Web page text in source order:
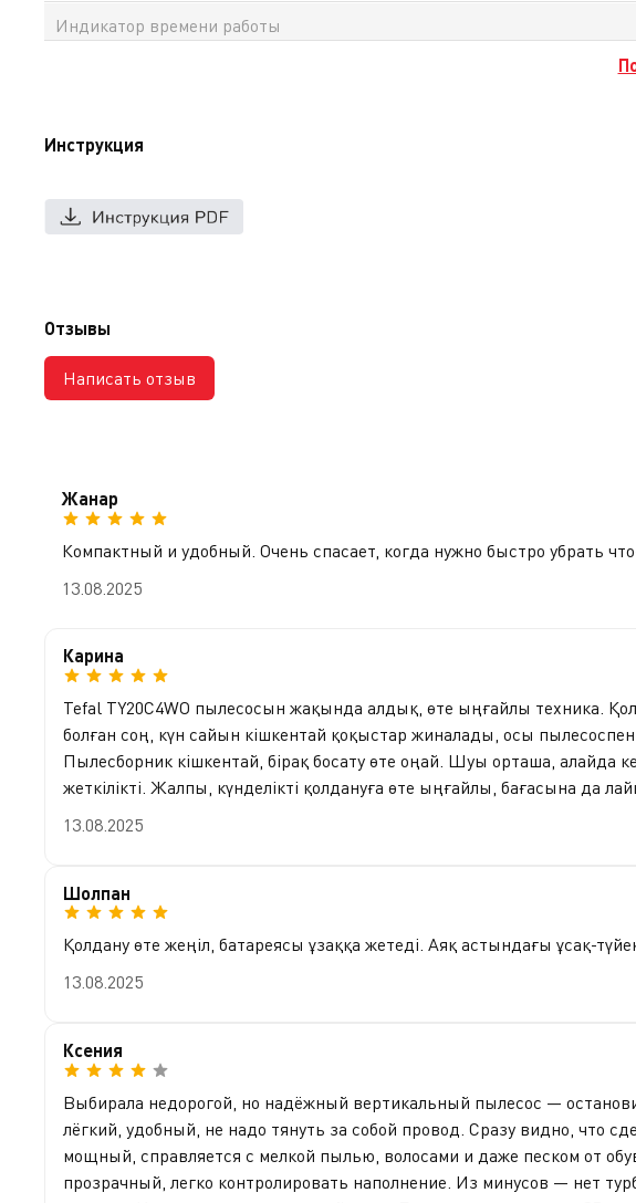
Индикатор времени работы
Инструкция
Отзывы
Написать отзыв
Жанар
Компактный и удобный. Очень спасает, когда нужно быстро убрать
13.08.2025
Карина
Tefal TY20C4WO пылесосын жақында алдық, өте ыңғайлы техника.
болған соң, күн сайын кішкентай қоқыстар жиналады, осы
Пылесборник кішкентай, бірақ босату өте оңай. Шуы орташа, алайда
жеткілікті. Жалпы, күнделікті қолдануға өте ыңғайлы, бағасына да
13.08.2025
Шолпан
Қолдану өте жеңіл, батареясы ұзаққа жетеді. Аяқ астындағы ұсақ-
13.08.2025
Ксения
Выбирала недорогой, но надёжный вертикальный пылесос —
лёгкий, удобный, не надо тянуть за собой провод. Сразу видно, что
мощный, справляется с мелкой пылью, волосами и даже песком от
прозрачный, легко контролировать наполнение. Из минусов — нет